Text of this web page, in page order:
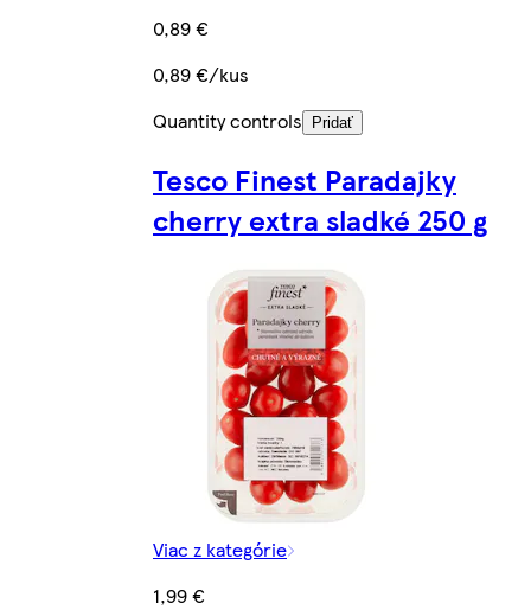
0,89 €
0,89 €/kus
Quantity controls
Pridať
Tesco Finest Paradajky
cherry extra sladké 250 g
Viac z kategórie
1,99 €